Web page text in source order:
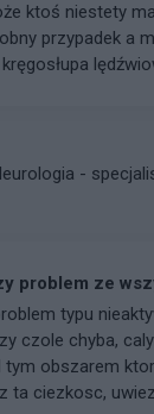
ktoś niestety
przypadek a
-
problem ze
typu
czole chyba,
tym obszarem
ta ciezkosc,